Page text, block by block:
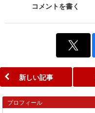
コメントを書く
新しい記事
プロフィール